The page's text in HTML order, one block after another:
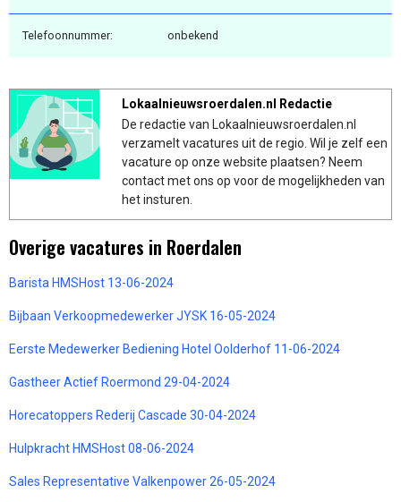
Telefoonnummer: onbekend
Lokaalnieuwsroerdalen.nl Redactie
De redactie van Lokaalnieuwsroerdalen.nl
verzamelt vacatures uit de regio. Wil je zelf een
vacature op onze website plaatsen? Neem
contact met ons op voor de mogelijkheden van
het insturen.
Overige vacatures in Roerdalen
Barista HMSHost 13-06-2024
Bijbaan Verkoopmedewerker JYSK 16-05-2024
Eerste Medewerker Bediening Hotel Oolderhof 11-06-2024
Gastheer Actief Roermond 29-04-2024
Horecatoppers Rederij Cascade 30-04-2024
Hulpkracht HMSHost 08-06-2024
Sales Representative Valkenpower 26-05-2024